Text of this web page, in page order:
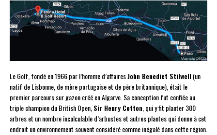
Le Golf, fondé en 1966 par l’homme d’affairesJohn Benedict Stilwell(un
natif de Lisbonne, de mère portugaise et de père britannique), était le
premier parcours sur gazon créé en Algarve. Sa conception fut confiée au
triple champion du British Open,Sir Henry Cotton, qui y fit planter 300
arbres et un nombre incalculable d’arbustes et autres plantes qui donne à cet
endroit un environnement souvent considéré comme inégalé dans cette région.